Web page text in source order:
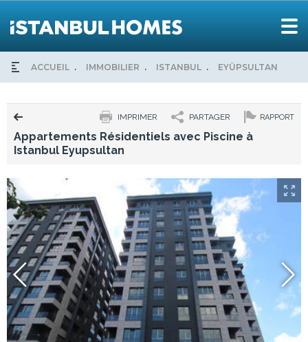
ACCUEIL IMMOBILIER ISTANBUL EYÜPSULTAN
RAPPORT
PARTAGER
IMPRIMER
Appartements Résidentiels avec Piscine à
Istanbul Eyupsultan